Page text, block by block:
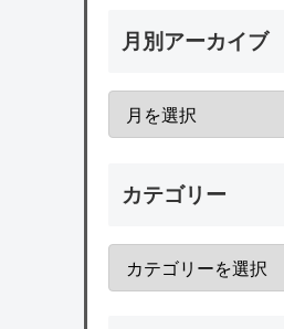
月別アーカイブ
カテゴリー